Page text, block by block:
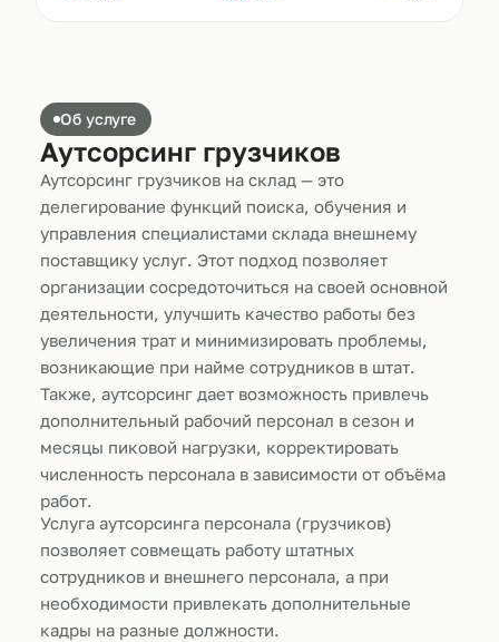
Об услуге
Аутсорсинг грузчиков
Аутсорсинг грузчиков на склад — это
делегирование функций поиска, обучения и
управления специалистами склада внешнему
поставщику услуг. Этот подход позволяет
организации сосредоточиться на своей основной
деятельности, улучшить качество работы без
увеличения трат и минимизировать проблемы,
возникающие при найме сотрудников в штат.
Также, аутсорсинг дает возможность привлечь
дополнительный рабочий персонал в сезон и
месяцы пиковой нагрузки, корректировать
численность персонала в зависимости от объёма
работ.
Услуга аутсорсинга персонала (грузчиков)
позволяет совмещать работу штатных
сотрудников и внешнего персонала, а при
необходимости привлекать дополнительные
кадры на разные должности.